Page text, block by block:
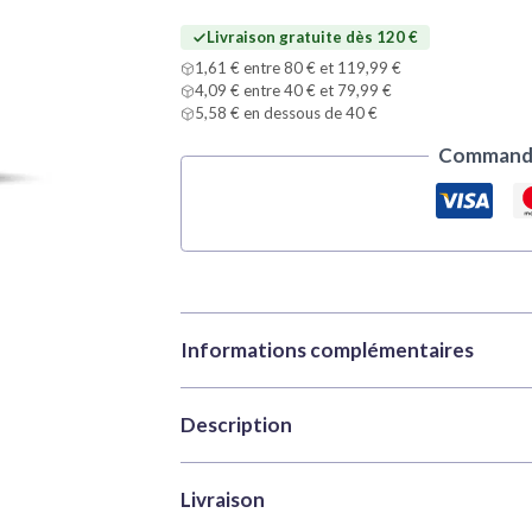
GreenLivraison gratuite dès 120 €
1,61 € entre 80 € et 119,99 €
4,09 € entre 40 € et 79,99 €
5,58 € en dessous de 40 €
Informations complémentaires
Marque
Catégories
Model Color |
UGS
Description
Vallejo Model Color 70753 Light Blue
Livraison